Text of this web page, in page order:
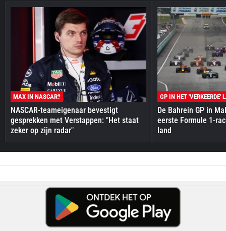
MAX IN NASCAR?
NASCAR-teameigenaar bevestigt
gesprekken met Verstappen: "Het staat
zeker op zijn radar"
GP IN HET 'VERKEERDE'
De Bahrein GP in
eerste Formule 1-
land